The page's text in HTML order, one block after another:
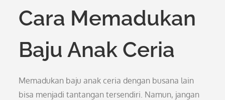
Cara Memadukan
Baju Anak Ceria
Memadukan baju anak ceria dengan busana lain
bisa menjadi tantangan tersendiri. Namun, jangan